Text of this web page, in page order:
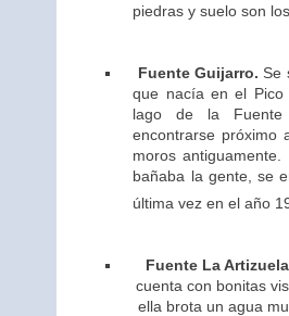
piedras y suelo son
Fuente Guijarro. Se
que nacía en el
lago de la
encontrarse próximo
moros
bañaba la gente, se
última vez en el año
Fuente La
cuenta con bonitas
ella brota un agua